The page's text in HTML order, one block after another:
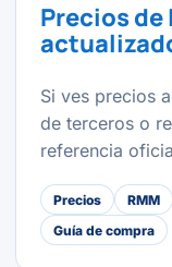
Precios de
Si ves precios
de terceros o
referencia
Precios RMM
Guía de compra